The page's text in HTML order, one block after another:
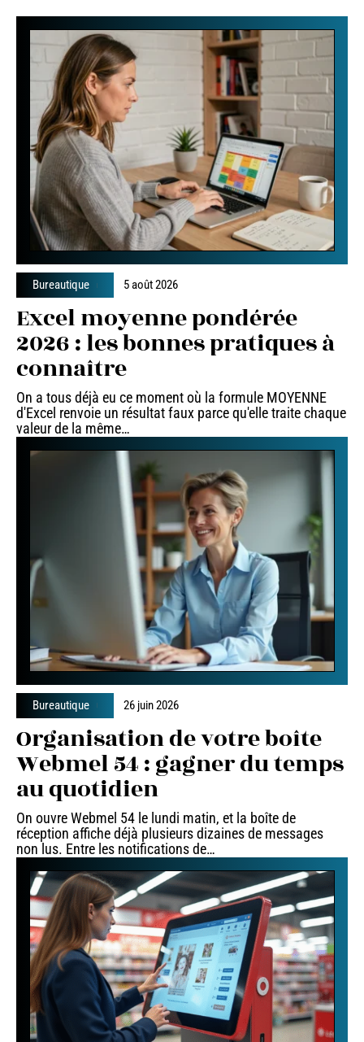
Bureautique 5 août 2026
Excel moyenne pondérée
2026 : les bonnes pratiques à
connaître
On a tous déjà eu ce moment où la formule MOYENNE
d'Excel renvoie un résultat faux parce qu'elle traite chaque
valeur de la même…
Bureautique 26 juin 2026
Organisation de votre boîte
Webmel 54 : gagner du temps
au quotidien
On ouvre Webmel 54 le lundi matin, et la boîte de
réception affiche déjà plusieurs dizaines de messages
non lus. Entre les notifications de…